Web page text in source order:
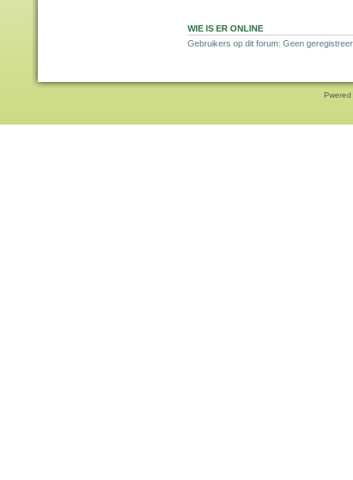
WIE IS ER ONLINE
Gebruikers op dit forum: Geen